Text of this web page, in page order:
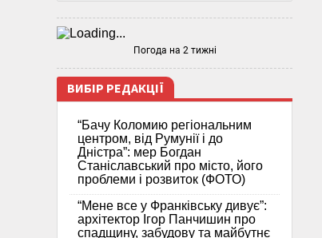
Погода на 2 тижні
ВИБІР РЕДАКЦІЇ
“Бачу Коломию регіональним
центром, від Румунії і до
Дністра”: мер Богдан
Станіславський про місто, його
проблеми і розвиток (ФОТО)
“Мене все у Франківську дивує”:
архітектор Ігор Панчишин про
спадщину, забудову та майбутнє